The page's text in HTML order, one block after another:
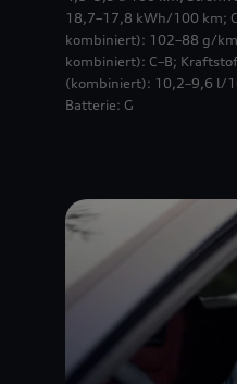
18,7–17,8 kWh/100 km;
kombiniert): 102–88 g/
kombiniert): C–B;
(kombiniert): 10,2–9,6 l/
Batterie: G